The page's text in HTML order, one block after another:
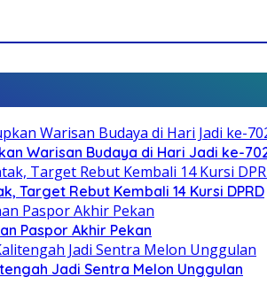
Warisan Budaya di Hari Jadi ke-
Target Rebut Kembali 14 Kursi DPRD
Paspor Akhir Pekan
Jadi Sentra Melon Unggulan